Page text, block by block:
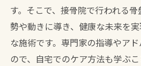
す。そこで、接骨院で行われる
勢や動きに導き、健康な未来を
な施術です。専門家の指導やア
ので、自宅でのケア方法も学ぶ